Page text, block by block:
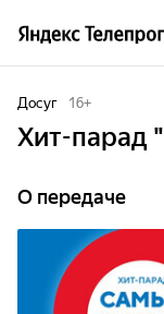
Досуг 16+
Хит-парад
О передаче